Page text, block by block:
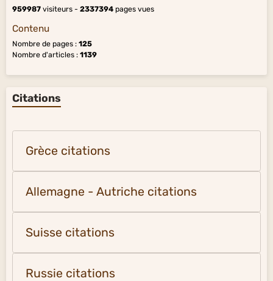
959987 visiteurs - 2337394 pages vues
Contenu
Nombre de pages : 125
Nombre d'articles : 1139
Citations
Grèce citations
Allemagne - Autriche citations
Suisse citations
Russie citations